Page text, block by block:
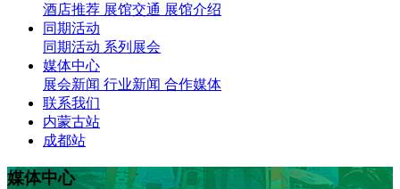
酒店推荐 展馆交通 展馆介绍
同期活动
同期活动 系列展会
媒体中心
展会新闻 行业新闻 合作媒体
联系我们
内蒙古站
成都站
媒体中心